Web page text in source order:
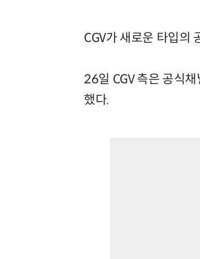
CGV가 새로운 타입의
26일 CGV 측은 공식
했다.